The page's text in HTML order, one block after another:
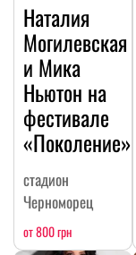
Наталия
Могилевская
и Мика
Ньютон на
фестивале
«Поколение»
стадион
Черноморец
от 800 грн